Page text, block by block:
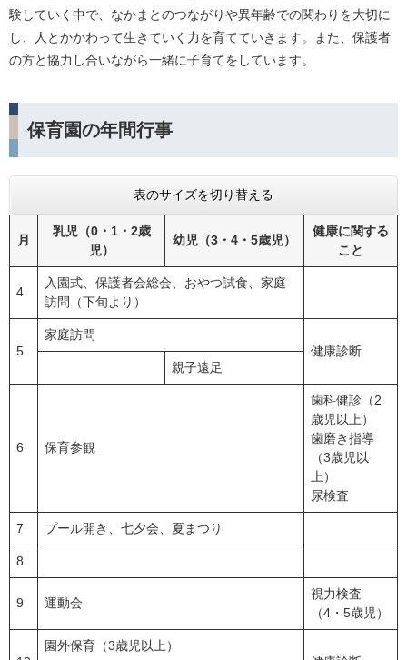
験していく中で、なかまとのつながりや異年齢での関わりを大切に
し、人とかかわって生きていく力を育てていきます。また、保護者
の方と協力し合いながら一緒に子育てをしています。
保育園の年間行事
表のサイズを切り替える
月
乳児（0・1・2歳
児）
幼児（3・4・5歳児）
健康に関する
こと
4
入園式、保護者会総会、おやつ試食、家庭
訪問（下旬より）
5
家庭訪問
健康診断
親子遠足
6 保育参観
歯科健診（2
歳児以上）
歯磨き指導
（3歳児以
上）
尿検査
7 プール開き、七夕会、夏まつり
8
9 運動会
視力検査
（4・5歳児）
園外保育（3歳児以上）